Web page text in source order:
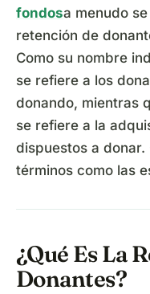
fondosa menudo
retención de
Como su nombre
se refiere a los
donando, mientras
se refiere a la
dispuestos a
términos como las
¿Qué Es La
Donantes?